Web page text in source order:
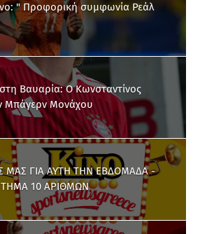
" Προφορική συμφωνία Ρεάλ
Βαυαρία: O Κωνσταντίνος
Μπάγερν Μονάχου
ΜΑΣ ΓΙΑ ΑΥΤΗ ΤΗΝ ΕΒΔΟΜΑΔΑ -
10 ΑΡΙΘΜΩΝ